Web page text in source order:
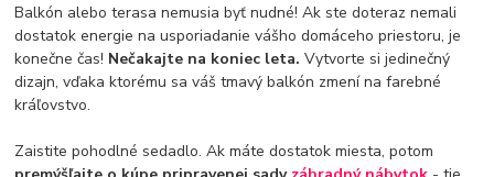
Balkón alebo terasa nemusia byť nudné! Ak ste doteraz nemali
dostatok energie na usporiadanie vášho domáceho priestoru, je
konečne čas! Nečakajte na koniec leta.Vytvorte si jedinečný
dizajn, vďaka ktorému sa váš tmavý balkón zmení na farebné
kráľovstvo.
Zaistite pohodlné sedadlo. Ak máte dostatok miesta, potom